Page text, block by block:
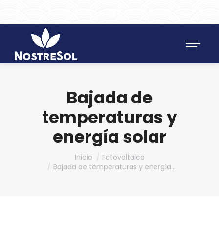
Bajada de
temperaturas y
energía solar
Inicio
Fotovoltaica
Bajada de temperaturas y energía…